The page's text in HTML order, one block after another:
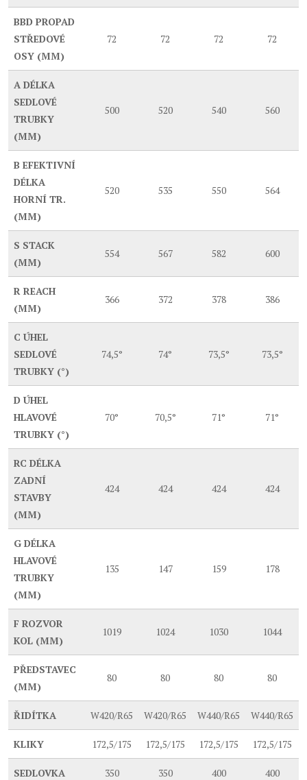
BBD PROPAD
STŘEDOVÉ
OSY (MM)
72 72 72 72
A DÉLKA
SEDLOVÉ
TRUBKY
(MM)
500 520 540 560
B EFEKTIVNÍ
DÉLKA
HORNÍ TR.
(MM)
520 535 550 564
S STACK
(MM)
554 567 582 600
R REACH
(MM)
366 372 378 386
C ÚHEL
SEDLOVÉ
TRUBKY (°)
74,5° 74° 73,5° 73,5°
D ÚHEL
HLAVOVÉ
TRUBKY (°)
70° 70,5° 71° 71°
RC DÉLKA
ZADNÍ
STAVBY
(MM)
424 424 424 424
G DÉLKA
HLAVOVÉ
TRUBKY
(MM)
135 147 159 178
F ROZVOR
KOL (MM)
1019 1024 1030 1044
PŘEDSTAVEC
(MM)
80 80 80 80
ŘIDÍTKA W420/R65 W420/R65 W440/R65 W440/R65
KLIKY 172,5/175 172,5/175 172,5/175 172,5/175
SEDLOVKA 350 350 400 400